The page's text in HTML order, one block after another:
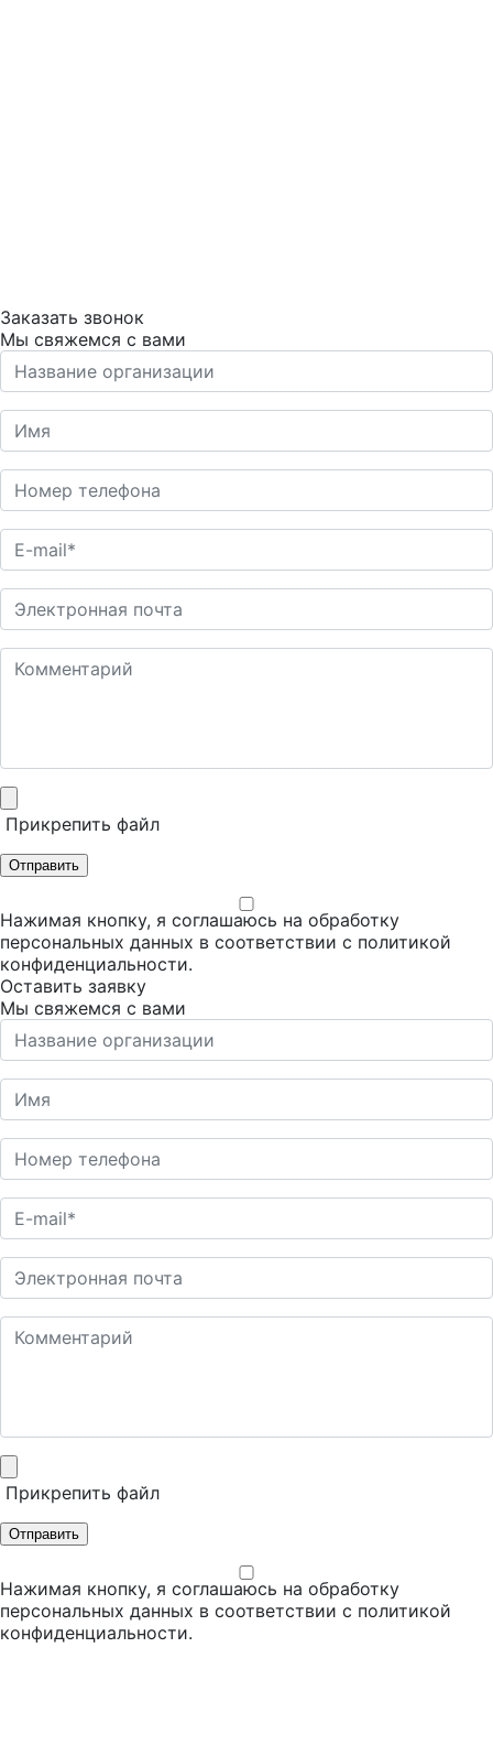
Заказать звонок
Мы свяжемся с вами
Прикрепить файл
Отправить
Нажимая кнопку, я соглашаюсь на обработку
персональных данных в соответствии с политикой
конфиденциальности.
Оставить заявку
Мы свяжемся с вами
Прикрепить файл
Отправить
Нажимая кнопку, я соглашаюсь на обработку
персональных данных в соответствии с политикой
конфиденциальности.